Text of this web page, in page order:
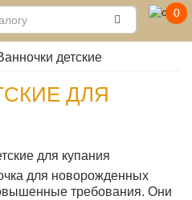
0
детские
ДЛЯ
для новорожденных
требования. Они